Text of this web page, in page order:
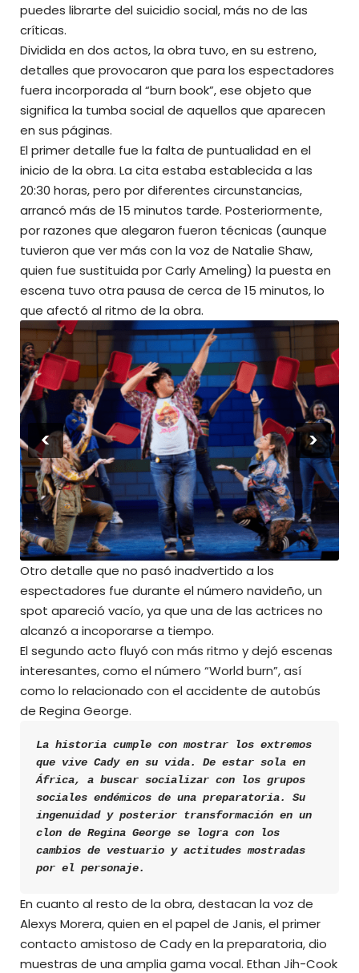
puedes librarte del suicidio social, más no de las
críticas.
Dividida en dos actos, la obra tuvo, en su estreno,
detalles que provocaron que para los espectadores
fuera incorporada al “burn book”, ese objeto que
significa la tumba social de aquellos que aparecen
en sus páginas.
El primer detalle fue la falta de puntualidad en el
inicio de la obra. La cita estaba establecida a las
20:30 horas, pero por diferentes circunstancias,
arrancó más de 15 minutos tarde. Posteriormente,
por razones que alegaron fueron técnicas (aunque
tuvieron que ver más con la voz de Natalie Shaw,
quien fue sustituida por Carly Ameling) la puesta en
escena tuvo otra pausa de cerca de 15 minutos, lo
que afectó al ritmo de la obra.
< >
Otro detalle que no pasó inadvertido a los
espectadores fue durante el número navideño, un
spot apareció vacío, ya que una de las actrices no
alcanzó a incoporarse a tiempo.
El segundo acto fluyó con más ritmo y dejó escenas
interesantes, como el número “World burn”, así
como lo relacionado con el accidente de autobús
de Regina George.
La historia cumple con mostrar los extremos
que vive Cady en su vida. De estar sola en
África, a buscar socializar con los grupos
sociales endémicos de una preparatoria. Su
ingenuidad y posterior transformación en un
clon de Regina George se logra con los
cambios de vestuario y actitudes mostradas
por el personaje.
En cuanto al resto de la obra, destacan la voz de
Alexys Morera, quien en el papel de Janis, el primer
contacto amistoso de Cady en la preparatoria, dio
muestras de una amplia gama vocal. Ethan Jih-Cook